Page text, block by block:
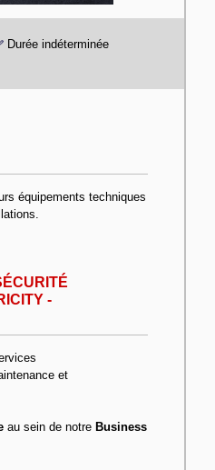
Durée indéterminée
équipements techniques
-
et
au sein de notre Business